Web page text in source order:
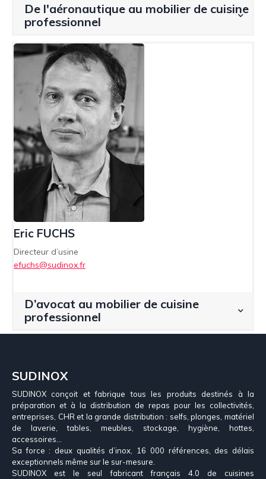
De l'aéronautique au mobilier de cuisine
professionnel
Eric FUCHS
Directeur d’usine
efuchs@sudinox.fr
D’avocat au mobilier de cuisine
professionnel
SUDINOX
SUDINOX conçoit et fabrique tous les produits destinés à la
préparation et à la distribution de repas pour les collectivités,
entreprises, CHR et la grande distribution : selfs, plonges, matériel
de laverie, tables, meubles, stockage, hygiène, hottes,
accessoires…
Sa force : deux qualités d’inox, 16 000 références, des délais
exceptionnels même sur le sur-mesure.
SUDINOX est le seul fabricant français 4.0 de cuisines